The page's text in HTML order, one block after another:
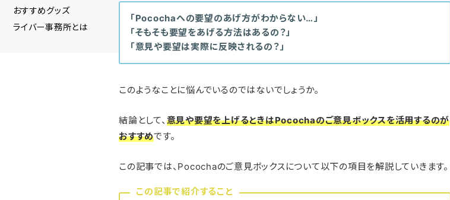
おすすめグッズ
ライバー事務所とは
「Pocochaへの要望のあげ方がわからない…」
「そもそも要望をあげる方法はあるの？」
「意見や要望は実際に反映されるの？」
このようなことに悩んでいるのではないでしょうか。
結論として、 意見や要望を上げるときはPocochaのご意見ボックスを活用するのが
おすすめです。
この記事では、Pocochaのご意見ボックスについて以下の項目を解説していきます。
この記事で紹介すること